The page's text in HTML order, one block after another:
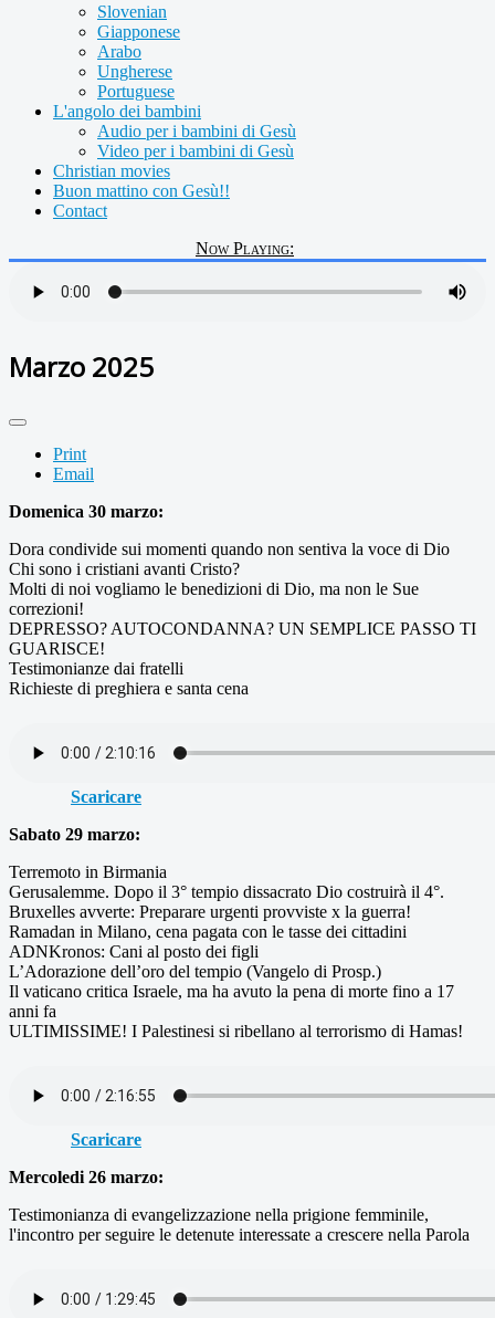
Slovenian
Giapponese
Arabo
Ungherese
Portuguese
L'angolo dei bambini
Audio per i bambini di Gesù
Video per i bambini di Gesù
Christian movies
Buon mattino con Gesù!!
Contact
Now Playing:
Marzo 2025
Print
Email
Domenica 30 marzo:
Dora condivide sui momenti quando non sentiva la voce di Dio
Chi sono i cristiani avanti Cristo?
Molti di noi vogliamo le benedizioni di Dio, ma non le Sue
correzioni!
DEPRESSO? AUTOCONDANNA? UN SEMPLICE PASSO TI
GUARISCE!
Testimonianze dai fratelli
Richieste di preghiera e santa cena
Scaricare
Sabato 29 marzo:
Terremoto in Birmania
Gerusalemme. Dopo il 3° tempio dissacrato Dio costruirà il 4°.
Bruxelles avverte: Preparare urgenti provviste x la guerra!
Ramadan in Milano, cena pagata con le tasse dei cittadini
ADNKronos: Cani al posto dei figli
L’Adorazione dell’oro del tempio (Vangelo di Prosp.)
Il vaticano critica Israele, ma ha avuto la pena di morte fino a 17
anni fa
ULTIMISSIME! I Palestinesi si ribellano al terrorismo di Hamas!
Scaricare
Mercoledi 26 marzo:
Testimonianza di evangelizzazione nella prigione femminile,
l'incontro per seguire le detenute interessate a crescere nella Parola